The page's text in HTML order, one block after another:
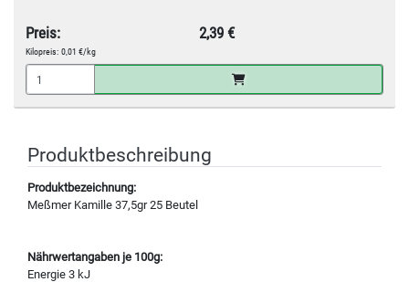
Preis: 2,39 €
Kilopreis: 0,01 €/kg
Produktbeschreibung
Produktbezeichnung:
Meßmer Kamille 37,5gr 25 Beutel
Nährwertangaben je 100g:
Energie 3 kJ